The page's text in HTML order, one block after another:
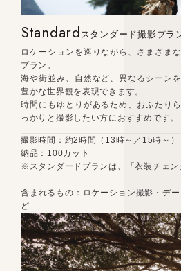
Standard スタンダード撮影プラ
ロケーションを巡りながら、さまざま
プラン。
海や街並み、自然など、異なるシーン
豊かな世界観を表現できます。
時間にもゆとりがあるため、おふたり
っかりと撮影したい方におすすめです。
撮影時間：約2時間（13時～／15時～）
納品：100カット
※スタンダードプランは、「衣装チェン
含まれるもの：ロケーション撮影・デ
ど